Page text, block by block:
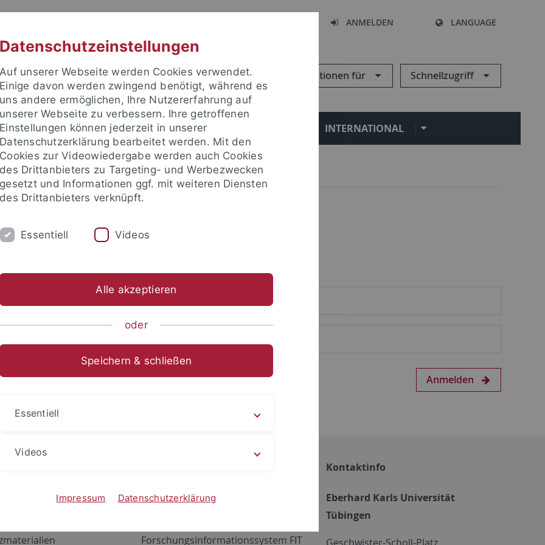
ANMELDEN LANGUAGE
Informationen für Schnellzugriff
FORSCHUNG EINRICHTUNGEN INTERNATIONAL
um sich anzumelden:
Anmelden
Netzwerk
ALMA
Forschungsinformationssystem FIT
Kontaktinfo
Eberhard Karls Universität
Tübingen
Datenschutzeinstellungen
Auf unserer Webseite werden Cookies verwendet.
Einige davon werden zwingend benötigt, während es
uns andere ermöglichen, Ihre Nutzererfahrung auf
unserer Webseite zu verbessern. Ihre getroffenen
Einstellungen können jederzeit in unserer
Datenschutzerklärung bearbeitet werden. Mit den
Cookies zur Videowiedergabe werden auch Cookies
des Drittanbieters zu Targeting- und Werbezwecken
gesetzt und Informationen ggf. mit weiteren Diensten
des Drittanbieters verknüpft.
Essentiell Videos
Alle akzeptieren
oder
Speichern & schließen
Essentiell
Videos
Impressum Datenschutzerklärung